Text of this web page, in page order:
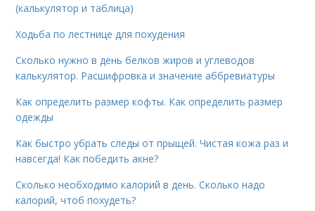
(калькулятор и таблица)
Ходьба по лестнице для похудения
Сколько нужно в день белков жиров и углеводов
калькулятор. Расшифровка и значение аббревиатуры
Как определить размер кофты. Как определить размер
одежды
Как быстро убрать следы от прыщей. Чистая кожа раз и
навсегда! Как победить акне?
Сколько необходимо калорий в день. Сколько надо
калорий, чтоб похудеть?